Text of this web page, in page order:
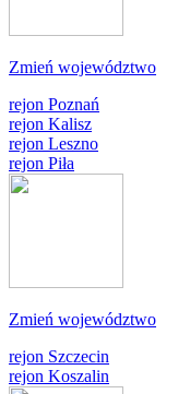
Zmień województwo
rejon Poznań
rejon Kalisz
rejon Leszno
rejon Piła
Zmień województwo
rejon Szczecin
rejon Koszalin